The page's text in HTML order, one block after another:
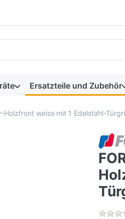
Während Sie tippen,
Ersatzteile und Zubehör
Holzfront weiss mit 1 Edelstahl-